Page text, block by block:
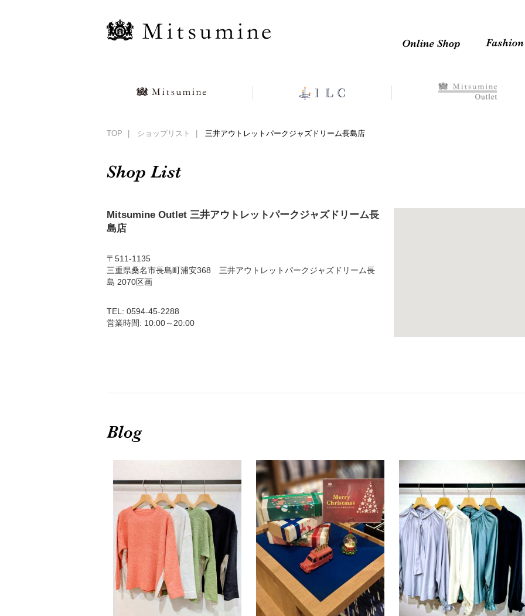
TOP ショップリスト 三井アウトレットパークジャズドリーム長島店
Mitsumine Outlet 三井アウトレットパークジャズドリーム長
島店
〒511-1135
三重県桑名市長島町浦安368 三井アウトレットパークジャズドリーム長
島 2070区画
TEL: 0594-45-2288
営業時間: 10:00～20:00